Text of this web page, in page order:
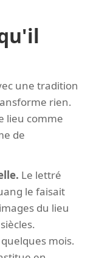
une tradition
rien.
lieu comme
de
Le lettré
le faisait
du lieu
mois.